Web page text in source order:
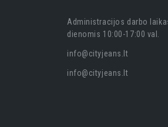
Administracijos darbo
dienomis 10:00-17:00 val.
info@cityjeans.lt
info@cityjeans.lt